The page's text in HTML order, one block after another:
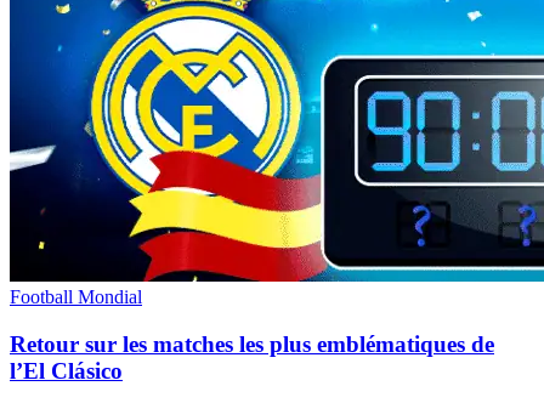
Football Mondial
Retour sur les matches les plus emblématiques de
l’El Clásico